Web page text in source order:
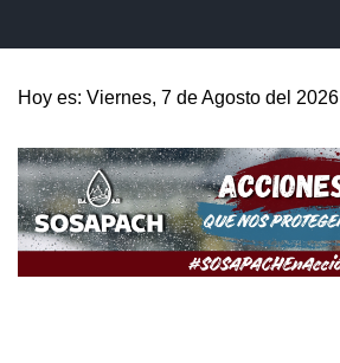
Hoy es: Viernes, 7 de Agosto del 2026